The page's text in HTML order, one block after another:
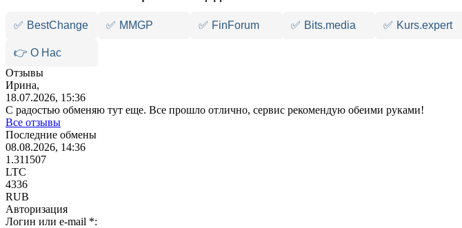
✅ BestChange ✅ MMGP ✅ FinForum ✅ Bits.media ✅ Kurs.expert
👉 О Нас
Отзывы
Ирина,
18.07.2026, 15:36
С радостью обменяю тут еще. Все прошло отлично, сервис рекомендую обеими руками!
Все отзывы
Последние обмены
08.08.2026, 14:36
1.311507
LTC
4336
RUB
Авторизация
Логин или e-mail *: